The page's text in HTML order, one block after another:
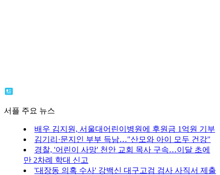
서플 주요 뉴스
배우 김지원, 서울대어린이병원에 후원금 1억원 기부
김기리·문지인 부부 득남…"산모와 아이 모두 건강"
경찰, '어린이 사망' 천안 교회 목사 구속…이달 초에
만 2차례 학대 신고
'대장동 의혹 수사' 강백신 대구고검 검사 사직서 제출